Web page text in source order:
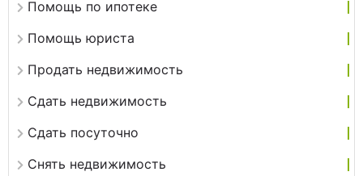
Помощь по ипотеке
Помощь юриста
Продать недвижимость
Сдать недвижимость
Сдать посуточно
Снять недвижимость